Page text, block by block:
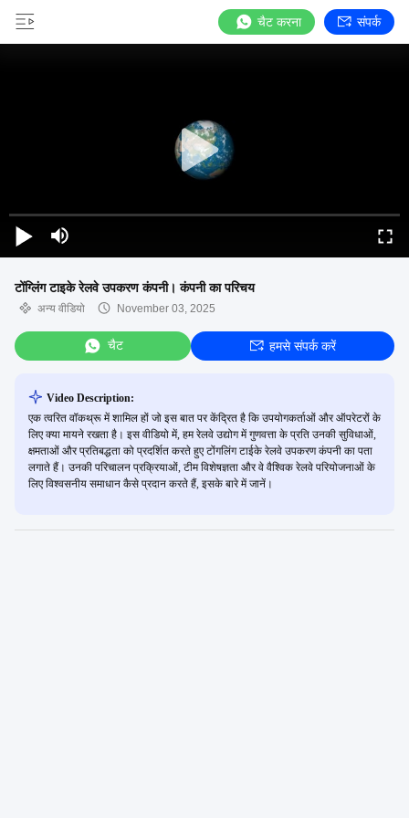
चैट करना संपर्क
टोंग्लिंग टाइके रेलवे उपकरण कंपनी। कंपनी का परिचय
अन्य वीडियो November 03, 2025
चैट हमसे संपर्क करें
Video Description:
एक त्वरित वॉकथ्रू में शामिल हों जो इस बात पर केंद्रित है कि उपयोगकर्ताओं और ऑपरेटरों के
लिए क्या मायने रखता है। इस वीडियो में, हम रेलवे उद्योग में गुणवत्ता के प्रति उनकी सुविधाओं,
क्षमताओं और प्रतिबद्धता को प्रदर्शित करते हुए टोंगलिंग टाईके रेलवे उपकरण कंपनी का पता
लगाते हैं। उनकी परिचालन प्रक्रियाओं, टीम विशेषज्ञता और वे वैश्विक रेलवे परियोजनाओं के
लिए विश्वसनीय समाधान कैसे प्रदान करते हैं, इसके बारे में जानें।